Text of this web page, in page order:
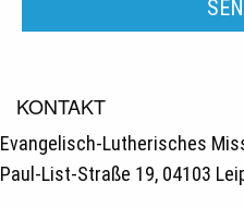
KONTAKT
Evangelisch-Lutherisches
Paul-List-Straße 19, 04103